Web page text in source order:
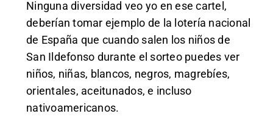
Ninguna diversidad veo yo en ese cartel,
deberían tomar ejemplo de la lotería nacional
de España que cuando salen los niños de
San Ildefonso durante el sorteo puedes ver
niños, niñas, blancos, negros, magrebíes,
orientales, aceitunados, e incluso
nativoamericanos.